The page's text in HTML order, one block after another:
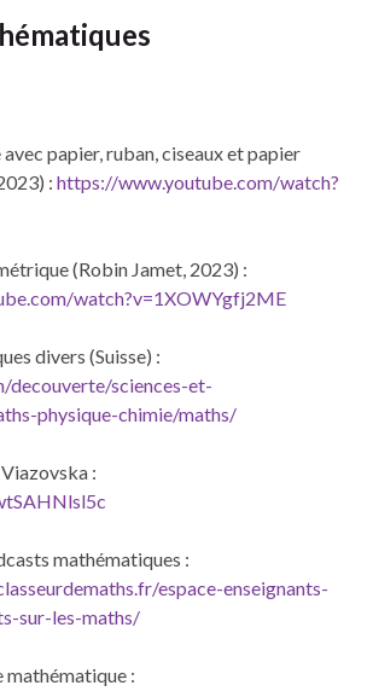
papier, ruban, ciseaux et papier
: https://www.youtube.com/watch?
(Robin Jamet, 2023) :
watch?v=1XOWYgfj2ME
divers (Suisse) :
sciences-et-
physique-chimie/maths/
:
mathématiques :
espace-enseignants-
sur-les-maths/
mathématique :